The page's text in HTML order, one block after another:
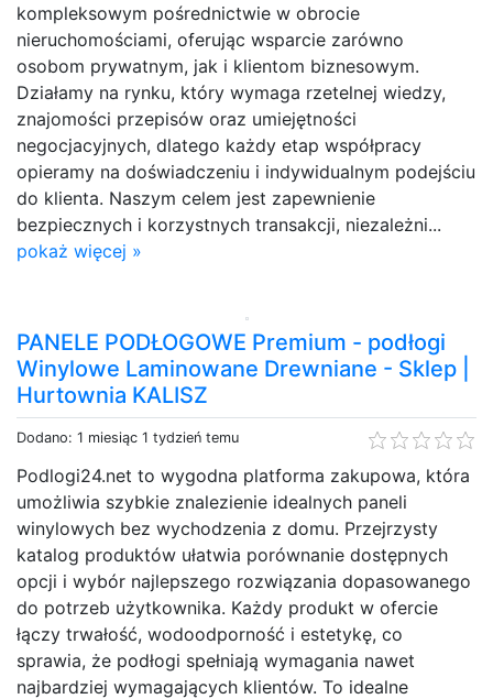
kompleksowym pośrednictwie w obrocie
nieruchomościami, oferując wsparcie zarówno
osobom prywatnym, jak i klientom biznesowym.
Działamy na rynku, który wymaga rzetelnej wiedzy,
znajomości przepisów oraz umiejętności
negocjacyjnych, dlatego każdy etap współpracy
opieramy na doświadczeniu i indywidualnym podejściu
do klienta. Naszym celem jest zapewnienie
bezpiecznych i korzystnych transakcji, niezależni...
pokaż więcej »
PANELE PODŁOGOWE Premium - podłogi
Winylowe Laminowane Drewniane - Sklep |
Hurtownia KALISZ
Dodano: 1 miesiąc 1 tydzień temu
Podlogi24.net to wygodna platforma zakupowa, która
umożliwia szybkie znalezienie idealnych paneli
winylowych bez wychodzenia z domu. Przejrzysty
katalog produktów ułatwia porównanie dostępnych
opcji i wybór najlepszego rozwiązania dopasowanego
do potrzeb użytkownika. Każdy produkt w ofercie
łączy trwałość, wodoodporność i estetykę, co
sprawia, że podłogi spełniają wymagania nawet
najbardziej wymagających klientów. To idealne